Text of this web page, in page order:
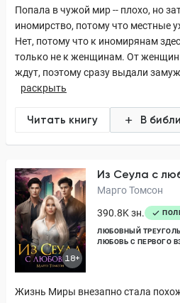
Попала в чужой мир -- плохо, но
иномирство, потому что местные
Нет, потому что к иномирянам
только не к женщинам. От
ждут, поэтому сразу выдали
раскрыть
Читать книгу В
18+
Из Сеула с
Марго Томсон
390.8K зн.
ЛЮБОВНЫЙ
ЛЮБОВЬ С ПЕРВОГО
Жизнь Миры внезапно стала